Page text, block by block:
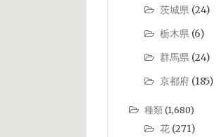
茨城県 (24)
栃木県 (6)
群馬県 (24)
京都府 (185)
種類(1,680)
花 (271)